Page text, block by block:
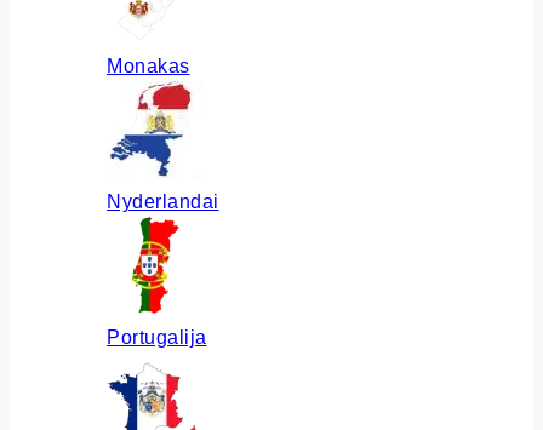
Monakas
Nyderlandai
Portugalija